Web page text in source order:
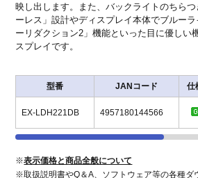
映し出します。また、バックライトのちら
ーレス」設計やディスプレイ本体でブルー
ーリダクション2」機能といった目に優しい
スプレイです。
型番 JANコード 仕
EX-LDH221DB 4957180144566
※表示価格と商品全般について
※取扱説明書やQ＆A、ソフトウェア等の各種ダ